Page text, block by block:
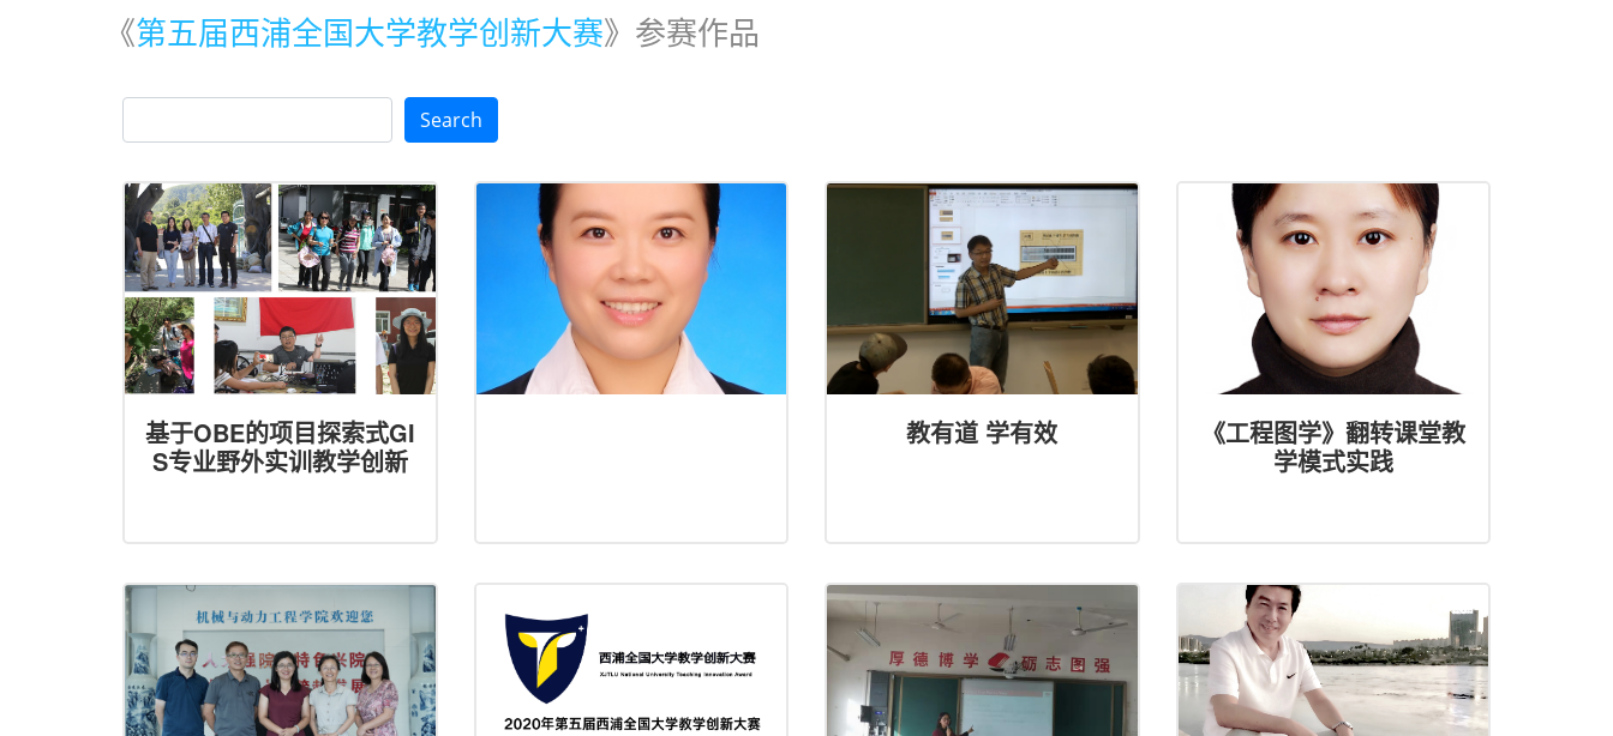
《第五届西浦全国大学教学创新大赛》参赛作品
Search
基于OBE的项目探索式GI
S专业野外实训教学创新
教有道 学有效
《工程图学》翻转课堂教
学模式实践